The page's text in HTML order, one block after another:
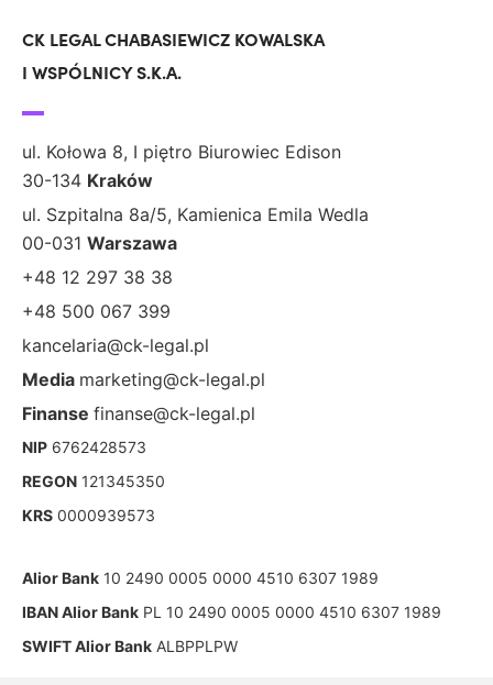
CK LEGAL CHABASIEWICZ KOWALSKA
I WSPÓLNICY S.K.A.
ul. Kołowa 8, I piętro Biurowiec Edison
30-134 Kraków
ul. Szpitalna 8a/5, Kamienica Emila Wedla
00-031 Warszawa
+48 12 297 38 38
+48 500 067 399
kancelaria@ck-legal.pl
Media marketing@ck-legal.pl
Finanse finanse@ck-legal.pl
NIP 6762428573
REGON 121345350
KRS 0000939573
Alior Bank 10 2490 0005 0000 4510 6307 1989
IBAN Alior Bank PL 10 2490 0005 0000 4510 6307 1989
SWIFT Alior Bank ALBPPLPW